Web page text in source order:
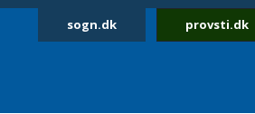
sogn.dk provsti.dk